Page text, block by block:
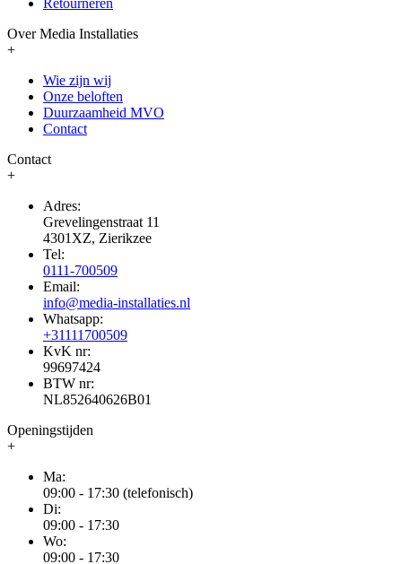
Over Media Installaties
+
Wie zijn wij
Onze beloften
Duurzaamheid MVO
Contact
Contact
+
Adres:
Grevelingenstraat 11
4301XZ, Zierikzee
Tel:
0111-700509
Email:
info@media-installaties.nl
Whatsapp:
+31111700509
KvK nr:
99697424
BTW nr:
NL852640626B01
Openingstijden
+
Ma:
09:00 - 17:30 (telefonisch)
Di:
09:00 - 17:30
Wo:
09:00 - 17:30